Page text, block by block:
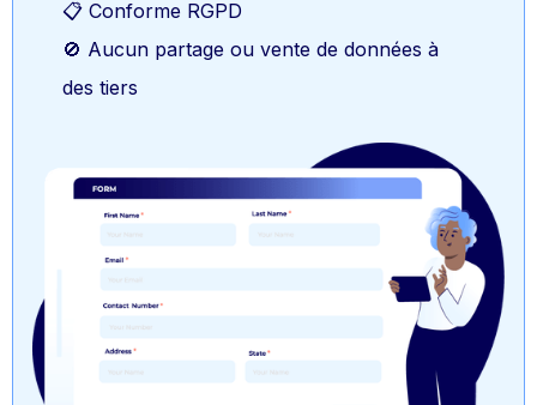
📋 Conforme RGPD
🚫 Aucun partage ou vente de données à
des tiers